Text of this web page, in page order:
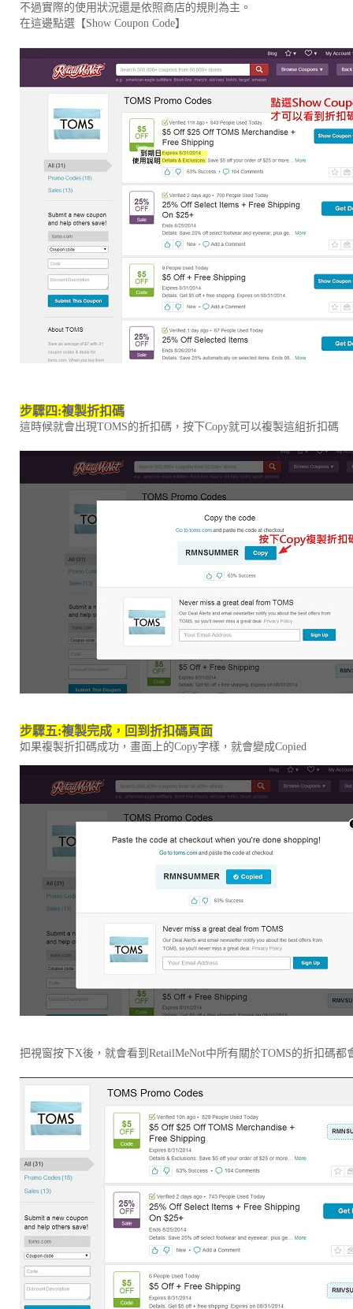
不過實際的使用狀況還是依照商店的規則為主。
在這邊點選【Show Coupon Code】
步驟四:複製折扣碼
這時候就會出現TOMS的折扣碼，按下Copy就可以複製這組折扣碼
步驟五:複製完成，回到折扣碼頁面
如果複製折扣碼成功，畫面上的Copy字樣，就會變成Copied
把視窗按下X後，就會看到RetailMeNot中所有關於TOMS的折扣碼都